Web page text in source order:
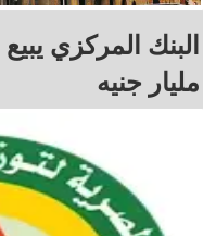
مليار جنيه